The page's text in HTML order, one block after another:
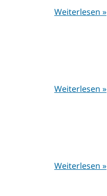
Weiterlesen »
Weiterlesen »
Weiterlesen »